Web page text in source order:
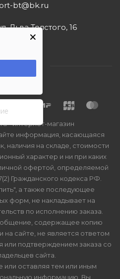
bt@bk.ru
Льва Толстого, 16
- интернет-магазин
информация, касающаяся
наличия на складе, стоимости
характер и ни при каких
офертой, определяемой
Гражданского кодекса РФ.
а также последующее
форм, не накладывает на
по исполнению заказа.
содержащее копию
сайте, не является ответом
подтверждением заказа со
сайта.
или оставляя тем или иным
информацию, Вы